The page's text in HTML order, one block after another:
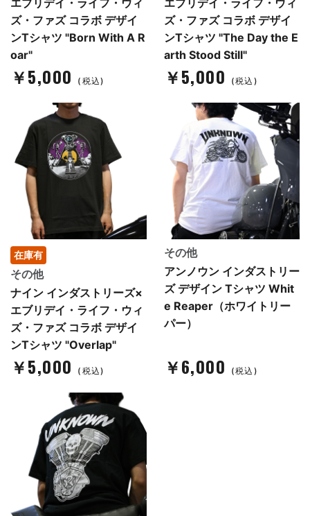
エブリデイ・ライフ・ウィ
ズ・ファズ コラボ デザイ
ンTシャツ "Born With A R
oar"
￥5,000 (税込)
エブリデイ・ライフ・ウィ
ズ・ファズ コラボ デザイ
ンTシャツ "The Day the E
arth Stood Still"
￥5,000 (税込)
在庫有
その他
ナイン インダストリーズ×
エブリデイ・ライフ・ウィ
ズ・ファズ コラボ デザイ
ンTシャツ "Overlap"
￥5,000 (税込)
その他
アンノウン インダストリー
ズ デザイン Tシャツ Whit
e Reaper（ホワイトリー
パー）
￥6,000 (税込)